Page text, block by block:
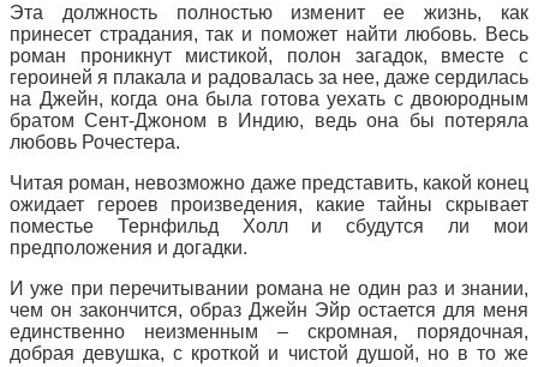
Эта должность полностью изменит ее жизнь, как
принесет страдания, так и поможет найти любовь. Весь
роман проникнут мистикой, полон загадок, вместе с
героиней я плакала и радовалась за нее, даже сердилась
на Джейн, когда она была готова уехать с двоюродным
братом Сент-Джоном в Индию, ведь она бы потеряла
любовь Рочестера.
Читая роман, невозможно даже представить, какой конец
ожидает героев произведения, какие тайны скрывает
поместье Тернфильд Холл и сбудутся ли мои
предположения и догадки.
И уже при перечитывании романа не один раз и знании,
чем он закончится, образ Джейн Эйр остается для меня
единственно неизменным – скромная, порядочная,
добрая девушка, с кроткой и чистой душой, но в то же